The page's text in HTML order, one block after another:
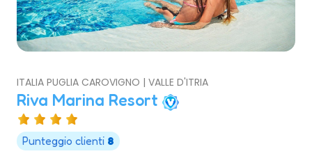
ITALIA PUGLIA CAROVIGNO | VALLE D'ITRIA
Riva Marina Resort
Punteggio clienti 8